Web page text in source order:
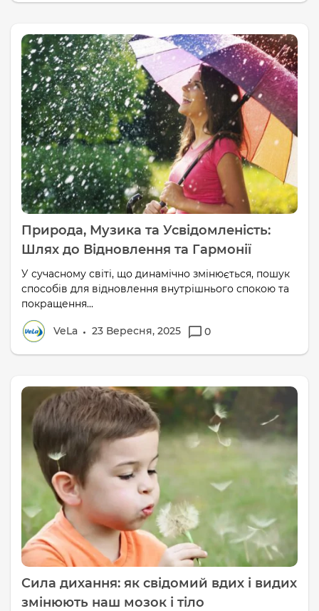
Природа, Музика та Усвідомленість:
Шлях до Відновлення та Гармонії
У сучасному світі, що динамічно змінюється, пошук
способів для відновлення внутрішнього спокою та
покращення...
VeLa 23 Вересня, 2025 0
Сила дихання: як свідомий вдих і видих
змінюють наш мозок і тіло